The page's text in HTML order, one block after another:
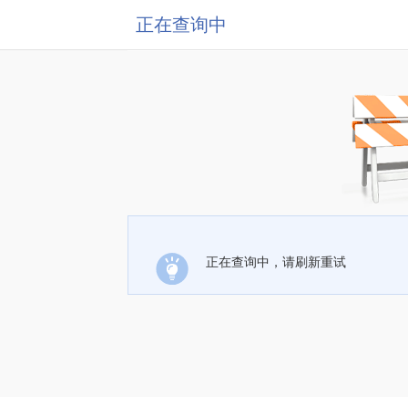
正在查询中
正在查询中，请刷新重试